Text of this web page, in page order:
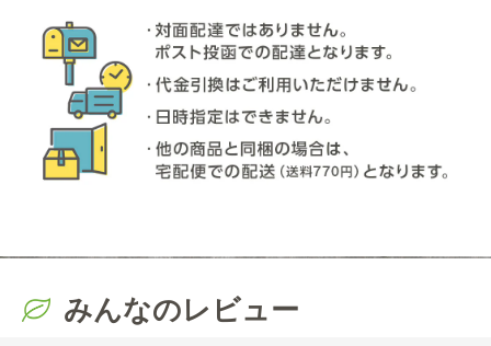
みんなのレビュー